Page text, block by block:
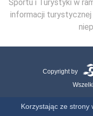
Sportu i Turystyki w
informacji
Copyright by
Korzystając ze strony